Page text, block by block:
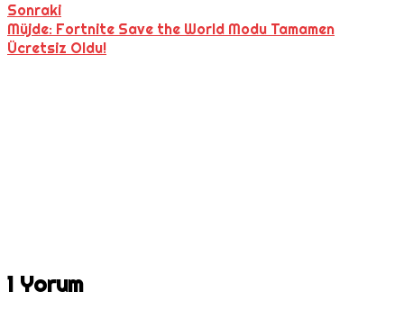
Sonraki
Müjde: Fortnite Save the World Modu Tamamen
Ücretsiz Oldu!
1 Yorum